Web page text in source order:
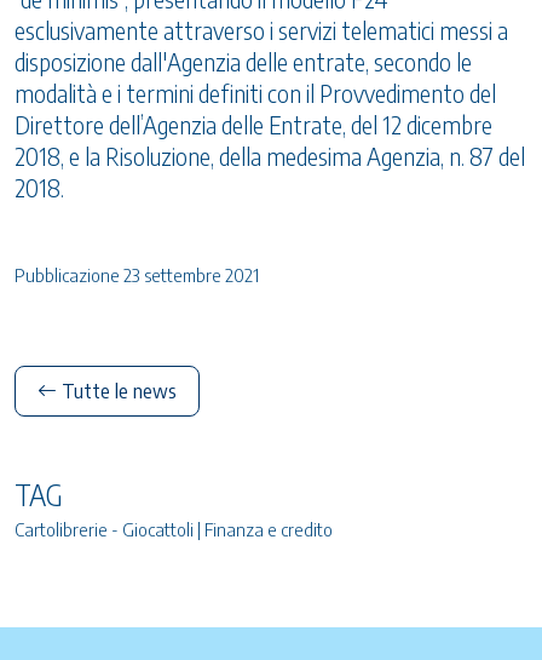
esclusivamente attraverso i servizi telematici messi a
disposizione dall'Agenzia delle entrate, secondo le
modalità e i termini definiti con il Provvedimento del
Direttore dell’Agenzia delle Entrate, del 12 dicembre
2018, e la Risoluzione, della medesima Agenzia, n. 87 del
2018.
Pubblicazione 23 settembre 2021
Tutte le news
TAG
Cartolibrerie - Giocattoli | Finanza e credito